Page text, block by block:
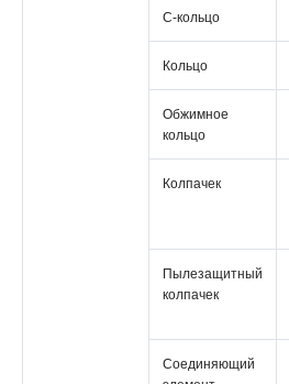
С-кольцо
Кольцо
Обжимное
кольцо
Колпачек
Пылезащитный
колпачек
Соединяющий